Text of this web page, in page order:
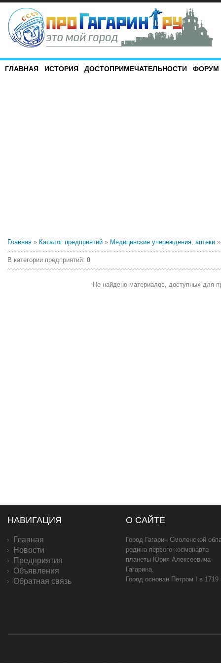
ГЛАВНАЯ ИСТОРИЯ ДОСТОПРИМЕЧАТЕЛЬНОСТИ ФОРУМ
Главная » Каталог предприятий » Медицинские учереждения, аптеки
В категории предприятий: 0
Не найдено материалов, доступных для
НАВИГАЦИЯ
Главная
Новости
Предприятия
Объявления
Обратная связь
О САЙТЕ
Город Гагарин Смоленской
родина первого космонавта
планеты Юрия Алексеевича
Гагарина.
Город основан Петром I в 1719